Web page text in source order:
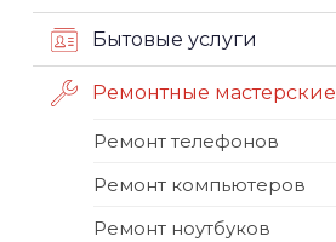
Бытовые услуги
Ремонтные мастерские
Ремонт телефонов
Ремонт компьютеров
Ремонт ноутбуков